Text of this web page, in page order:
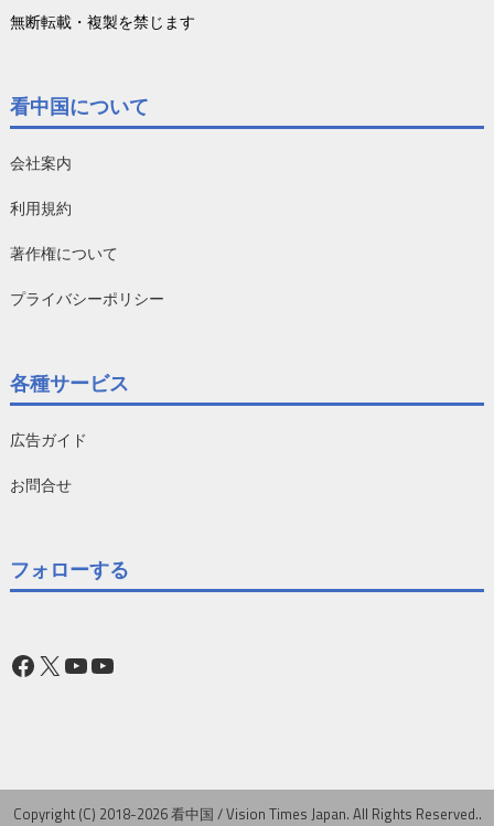
無断転載・複製を禁じます
看中国について
会社案内
利用規約
著作権について
プライバシーポリシー
各種サービス
広告ガイド
お問合せ
フォローする
Facebook
X YouTube
YouTube
Copyright (C) 2018-2026 看中国 / Vision Times Japan. All Rights Reserved..